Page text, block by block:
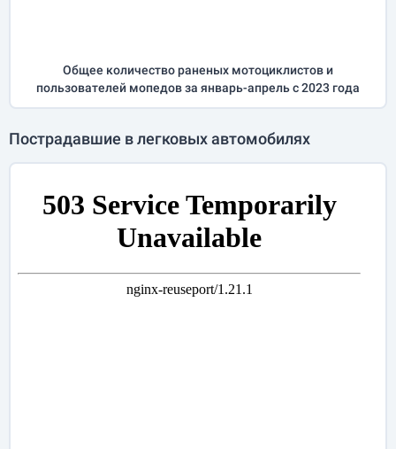
Общее количество раненых мотоциклистов и
пользователей мопедов за январь-апрельс 2023 года
Пострадавшие в легковых автомобилях